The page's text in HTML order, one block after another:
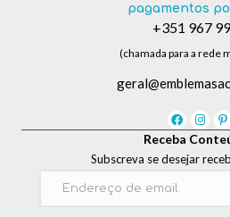
pagamentos
+351 967
(chamada para a rede
Receba
Subscreva se desejar